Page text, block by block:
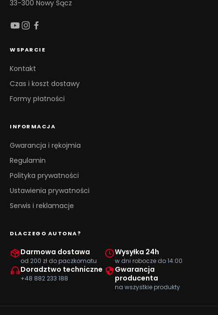
33-300 Nowy Sącz
WSPARCIE
Kontakt
Czas i koszt dostawy
Formy płatności
INFORMACJA
Gwarancja i rękojmia
Regulamin
Polityka prywatności
Ustawienia prywatności
Serwis i reklamacje
DLACZEGO AUTONA?
Darmowa dostawa
od 200 zł do paczkomatu
Wysyłka 24h
w dni robocze do 14:00
Doradztwo techniczne
+48 882 233 188
Gwarancja
producenta
na wszystkie produkty